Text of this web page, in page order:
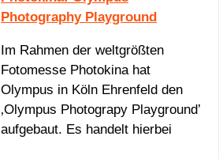
Photography Playground
Im Rahmen der weltgrößten
Fotomesse Photokina hat
Olympus in Köln Ehrenfeld den
‚Olympus Photograpy Playground’
aufgebaut. Es handelt hierbei